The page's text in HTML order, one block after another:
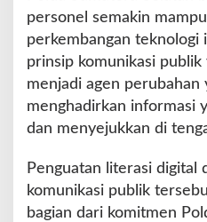
personel semakin
perkembangan teknologi
prinsip komunikasi
menjadi agen perubahan
menghadirkan informasi
dan menyejukkan di
Penguatan literasi digital
komunikasi publik
bagian dari komitmen